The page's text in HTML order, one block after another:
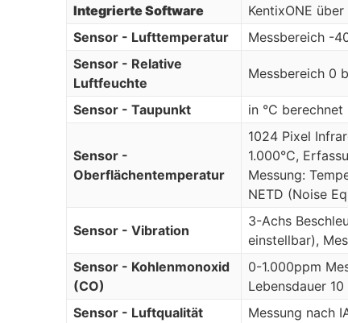
Integrierte Software
KentixONE
Sensor - Lufttemperatur
Messbereich -
Sensor - Relative
Luftfeuchte
Messbereich 0
Sensor - Taupunkt in °C berechnet
Sensor -
Oberflächentemperatur
1024 Pixel
1.000°C,
Messung:
NETD (Noise
Sensor - Vibration
3-Achs
einstellbar),
Sensor - Kohlenmonoxid
(CO)
0-1.000ppm
Lebensdauer
Sensor - Luftqualität
Messung nach